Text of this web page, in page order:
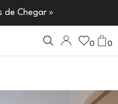
de Chegar »
0 0